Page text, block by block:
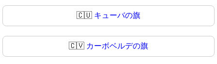
🇨🇺 キューバの旗
🇨🇻 カーボベルデの旗